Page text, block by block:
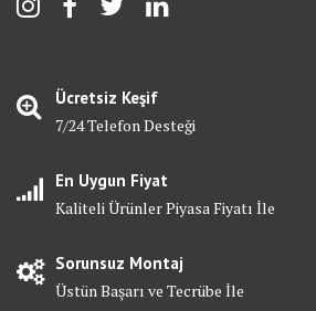
Ücretsiz Keşif
7/24 Telefon Desteği
En Uygun Fiyat
Kaliteli Ürünler Piyasa Fiyatı İle
Sorunsuz Montaj
Üstün Başarı ve Tecrübe İle